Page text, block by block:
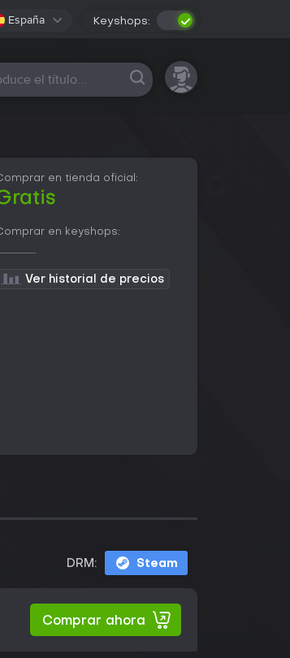
España Keyshops:
las plataformas
en tienda oficial:
en keyshops:
Ver historial de precios
DRM: Steam
Comprar ahora